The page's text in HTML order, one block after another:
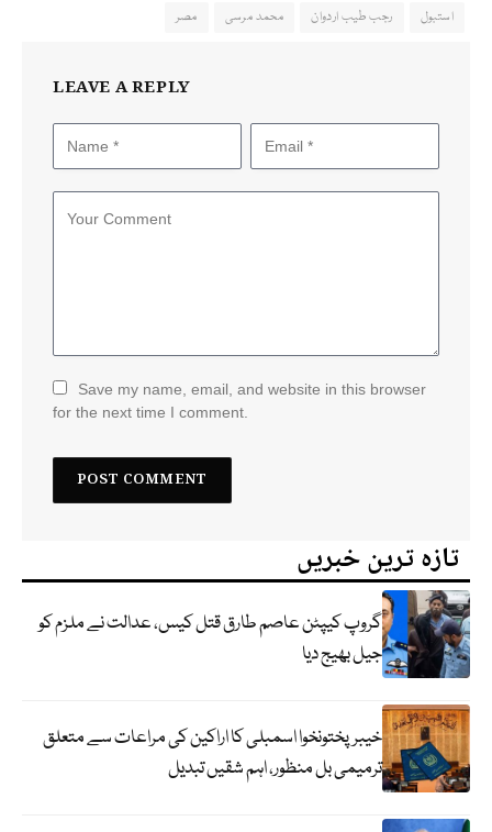
استبول رجب طیب اردوان محمد مرسی مصر
LEAVE A REPLY
Save my name, email, and website in this browser
for the next time I comment.
تازہ ترین خبریں
گروپ کیپٹن عاصم طارق قتل کیس، عدالت نے ملزم کو
جیل بھیج دیا
خیبرپختونخوا اسمبلی کا اراکین کی مراعات سے متعلق
ترمیمی بل منظور، اہم شقیں تبدیل